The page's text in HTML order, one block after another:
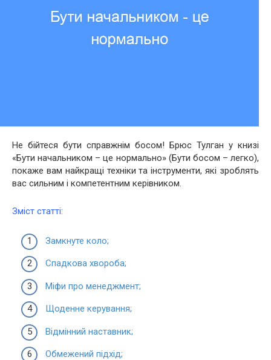
Не бійтеся бути справжнім босом! Брюс Тулган у книзі
«Бути начальником – це нормально» (Бути босом – легко),
покаже вам найкращі техніки та інструменти, які зроблять
вас сильним і компетентним керівником.
Зміст статті:
Замкнуте коло;
Спадкова хвороба;
Міфи про менеджмент;
Щоденне керування;
Відмінний наставник;
Обмежений підхід;